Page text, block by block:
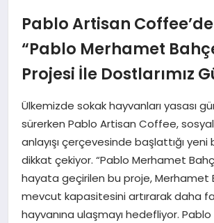
SAĞLIK
SPOR
TEKNOLOJI
Pablo Artisan
“Pablo Merhamet
Projesi İle Dostlarımız
Ülkemizde sokak hayvanları yasası
sürerken Pablo Artisan Coffee,
anlayışı çerçevesinde başlattığı yeni
dikkat çekiyor. “Pablo Merhamet
hayata geçirilen bu proje, Merhamet
mevcut kapasitesini artırarak daha
hayvanına ulaşmayı hedefliyor.